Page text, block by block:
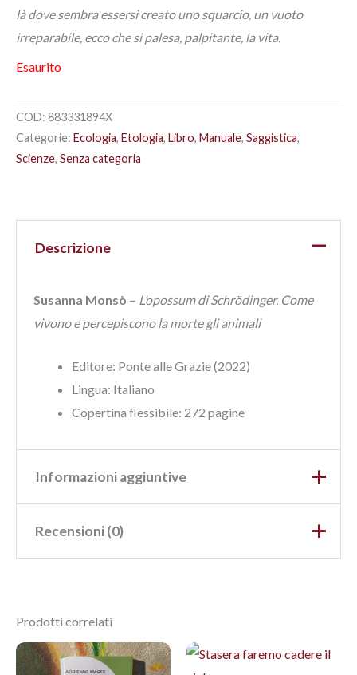
là dove sembra essersi creato uno squarcio, un vuoto
irreparabile, ecco che si palesa, palpitante, la vita.
Esaurito
COD: 883331894X
Categorie: Ecologia, Etologia, Libro, Manuale, Saggistica,
Scienze, Senza categoria
Descrizione
Susanna Monsò – L’opossum di Schrödinger. Come
vivono e percepiscono la morte gli animali
Editore: Ponte alle Grazie (2022)
Lingua:‎ Italiano
Copertina flessibile: 272 pagine
Informazioni aggiuntive
Peso
Recensioni (0)
Recensisci per primo
Prodotti correlati